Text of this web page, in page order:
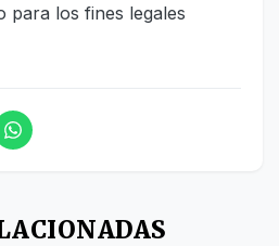
para los fines legales